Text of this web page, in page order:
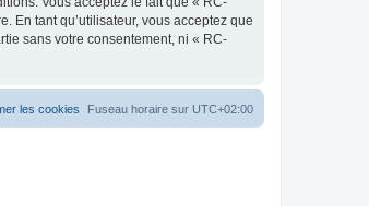
En tant qu’utilisateur, vous acceptez que
sans votre consentement, ni « RC-
Fuseau horaire sur UTC+02:00
les cookies